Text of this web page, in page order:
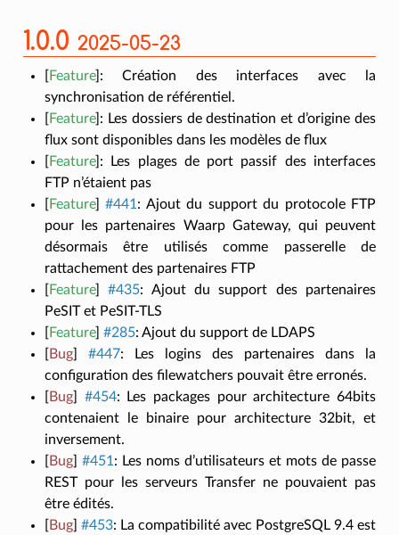
1.0.0 2025-05-23
Feature] :
Création des interfaces avec la
synchronisation de référentiel.
Feature] : Les dossiers de destination et d’origine des
flux sont disponibles dans les modèles de flux
Feature] :
Les plages de port passif des interfaces
FTP n’étaient pas
Feature] #441 : Ajout du support du protocole FTP
pour les partenaires Waarp Gateway, qui peuvent
désormais être utilisés comme passerelle de
rattachement des partenaires FTP
Feature] #435: Ajout du support des partenaires
PeSIT et PeSIT-TLS
Feature] #285: Ajout du support de LDAPS
Bug] #447: Les logins des partenaires dans la
configuration des filewatchers pouvait être erronés.
Bug] #454: Les packages pour architecture 64bits
contenaient le binaire pour architecture 32bit, et
inversement.
Bug] #451 : Les noms d’utilisateurs et mots de passe
REST pour les serveurs Transfer ne pouvaient pas
être édités.
Bug] #453: La compatibilité avec PostgreSQL 9.4 est